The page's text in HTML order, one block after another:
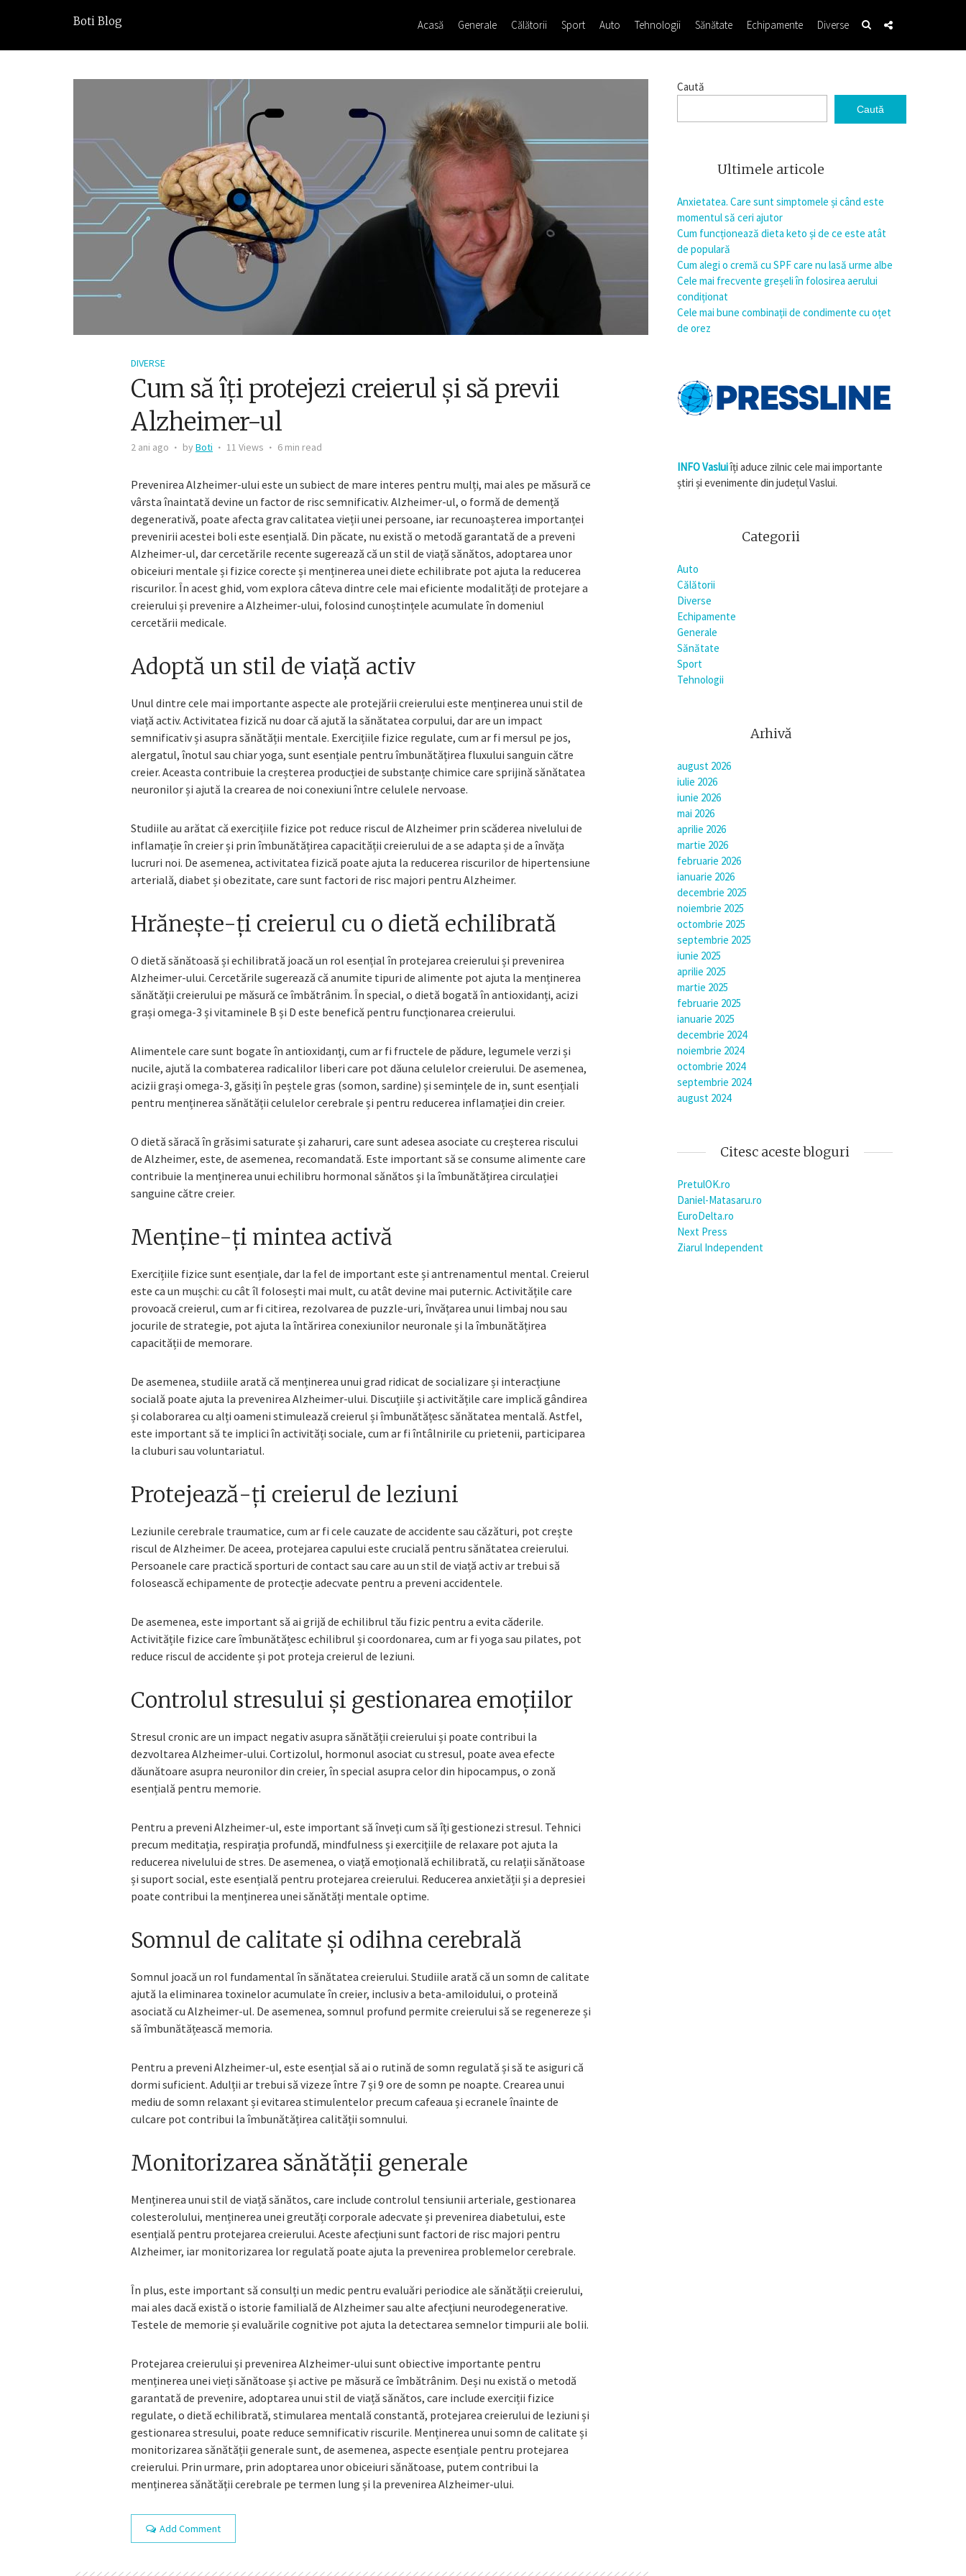
Boti Blog Acasă Generale Călătorii Sport Auto Tehnologii Sănătate Echipamente Diverse
DIVERSE
Cum să îți protejezi creierul și să previi
Alzheimer-ul
2 ani ago by Boti 11 Views 6 min read
Prevenirea Alzheimer-ului este un subiect de mare interes pentru mulți, mai ales pe măsură ce
vârsta înaintată devine un factor de risc semnificativ. Alzheimer-ul, o formă de demență
degenerativă, poate afecta grav calitatea vieții unei persoane, iar recunoașterea importanței
prevenirii acestei boli este esențială. Din păcate, nu există o metodă garantată de a preveni
Alzheimer-ul, dar cercetările recente sugerează că un stil de viață sănătos, adoptarea unor
obiceiuri mentale și fizice corecte și menținerea unei diete echilibrate pot ajuta la reducerea
riscurilor. În acest ghid, vom explora câteva dintre cele mai eficiente modalități de protejare a
creierului și prevenire a Alzheimer-ului, folosind cunoștințele acumulate în domeniul
cercetării medicale.
Adoptă un stil de viață activ
Unul dintre cele mai importante aspecte ale protejării creierului este menținerea unui stil de
viață activ. Activitatea fizică nu doar că ajută la sănătatea corpului, dar are un impact
semnificativ și asupra sănătății mentale. Exercițiile fizice regulate, cum ar fi mersul pe jos,
alergatul, înotul sau chiar yoga, sunt esențiale pentru îmbunătățirea fluxului sanguin către
creier. Aceasta contribuie la creșterea producției de substanțe chimice care sprijină sănătatea
neuronilor și ajută la crearea de noi conexiuni între celulele nervoase.
Studiile au arătat că exercițiile fizice pot reduce riscul de Alzheimer prin scăderea nivelului de
inflamație în creier și prin îmbunătățirea capacității creierului de a se adapta și de a învăța
lucruri noi. De asemenea, activitatea fizică poate ajuta la reducerea riscurilor de hipertensiune
arterială, diabet și obezitate, care sunt factori de risc majori pentru Alzheimer.
Hrănește-ți creierul cu o dietă echilibrată
O dietă sănătoasă și echilibrată joacă un rol esențial în protejarea creierului și prevenirea
Alzheimer-ului. Cercetările sugerează că anumite tipuri de alimente pot ajuta la menținerea
sănătății creierului pe măsură ce îmbătrânim. În special, o dietă bogată în antioxidanți, acizi
grași omega-3 și vitaminele B și D este benefică pentru funcționarea creierului.
Alimentele care sunt bogate în antioxidanți, cum ar fi fructele de pădure, legumele verzi și
nucile, ajută la combaterea radicalilor liberi care pot dăuna celulelor creierului. De asemenea,
acizii grași omega-3, găsiți în peștele gras (somon, sardine) și semințele de in, sunt esențiali
pentru menținerea sănătății celulelor cerebrale și pentru reducerea inflamației din creier.
O dietă săracă în grăsimi saturate și zaharuri, care sunt adesea asociate cu creșterea riscului
de Alzheimer, este, de asemenea, recomandată. Este important să se consume alimente care
contribuie la menținerea unui echilibru hormonal sănătos și la îmbunătățirea circulației
sanguine către creier.
Menține-ți mintea activă
Exercițiile fizice sunt esențiale, dar la fel de important este și antrenamentul mental. Creierul
este ca un mușchi: cu cât îl folosești mai mult, cu atât devine mai puternic. Activitățile care
provoacă creierul, cum ar fi citirea, rezolvarea de puzzle-uri, învățarea unui limbaj nou sau
jocurile de strategie, pot ajuta la întărirea conexiunilor neuronale și la îmbunătățirea
capacității de memorare.
De asemenea, studiile arată că menținerea unui grad ridicat de socializare și interacțiune
socială poate ajuta la prevenirea Alzheimer-ului. Discuțiile și activitățile care implică gândirea
și colaborarea cu alți oameni stimulează creierul și îmbunătățesc sănătatea mentală. Astfel,
este important să te implici în activități sociale, cum ar fi întâlnirile cu prietenii, participarea
la cluburi sau voluntariatul.
Protejează-ți creierul de leziuni
Leziunile cerebrale traumatice, cum ar fi cele cauzate de accidente sau căzături, pot crește
riscul de Alzheimer. De aceea, protejarea capului este crucială pentru sănătatea creierului.
Persoanele care practică sporturi de contact sau care au un stil de viață activ ar trebui să
folosească echipamente de protecție adecvate pentru a preveni accidentele.
De asemenea, este important să ai grijă de echilibrul tău fizic pentru a evita căderile.
Activitățile fizice care îmbunătățesc echilibrul și coordonarea, cum ar fi yoga sau pilates, pot
reduce riscul de accidente și pot proteja creierul de leziuni.
Controlul stresului și gestionarea emoțiilor
Stresul cronic are un impact negativ asupra sănătății creierului și poate contribui la
dezvoltarea Alzheimer-ului. Cortizolul, hormonul asociat cu stresul, poate avea efecte
dăunătoare asupra neuronilor din creier, în special asupra celor din hipocampus, o zonă
esențială pentru memorie.
Pentru a preveni Alzheimer-ul, este important să înveți cum să îți gestionezi stresul. Tehnici
precum meditația, respirația profundă, mindfulness și exercițiile de relaxare pot ajuta la
reducerea nivelului de stres. De asemenea, o viață emoțională echilibrată, cu relații sănătoase
și suport social, este esențială pentru protejarea creierului. Reducerea anxietății și a depresiei
poate contribui la menținerea unei sănătăți mentale optime.
Somnul de calitate și odihna cerebrală
Somnul joacă un rol fundamental în sănătatea creierului. Studiile arată că un somn de calitate
ajută la eliminarea toxinelor acumulate în creier, inclusiv a beta-amiloidului, o proteină
asociată cu Alzheimer-ul. De asemenea, somnul profund permite creierului să se regenereze și
să îmbunătățească memoria.
Pentru a preveni Alzheimer-ul, este esențial să ai o rutină de somn regulată și să te asiguri că
dormi suficient. Adulții ar trebui să vizeze între 7 și 9 ore de somn pe noapte. Crearea unui
mediu de somn relaxant și evitarea stimulentelor precum cafeaua și ecranele înainte de
culcare pot contribui la îmbunătățirea calității somnului.
Monitorizarea sănătății generale
Menținerea unui stil de viață sănătos, care include controlul tensiunii arteriale, gestionarea
colesterolului, menținerea unei greutăți corporale adecvate și prevenirea diabetului, este
esențială pentru protejarea creierului. Aceste afecțiuni sunt factori de risc majori pentru
Alzheimer, iar monitorizarea lor regulată poate ajuta la prevenirea problemelor cerebrale.
În plus, este important să consulți un medic pentru evaluări periodice ale sănătății creierului,
mai ales dacă există o istorie familială de Alzheimer sau alte afecțiuni neurodegenerative.
Testele de memorie și evaluările cognitive pot ajuta la detectarea semnelor timpurii ale bolii.
Protejarea creierului și prevenirea Alzheimer-ului sunt obiective importante pentru
menținerea unei vieți sănătoase și active pe măsură ce îmbătrânim. Deși nu există o metodă
garantată de prevenire, adoptarea unui stil de viață sănătos, care include exerciții fizice
regulate, o dietă echilibrată, stimularea mentală constantă, protejarea creierului de leziuni și
gestionarea stresului, poate reduce semnificativ riscurile. Menținerea unui somn de calitate și
monitorizarea sănătății generale sunt, de asemenea, aspecte esențiale pentru protejarea
creierului. Prin urmare, prin adoptarea unor obiceiuri sănătoase, putem contribui la
menținerea sănătății cerebrale pe termen lung și la prevenirea Alzheimer-ului.
Add Comment
Caută
Caută
Ultimele articole
Anxietatea. Care sunt simptomele și când este
momentul să ceri ajutor
Cum funcționează dieta keto și de ce este atât
de populară
Cum alegi o cremă cu SPF care nu lasă urme albe
Cele mai frecvente greșeli în folosirea aerului
condiționat
Cele mai bune combinații de condimente cu oțet
de orez
INFO Vasluiîți aduce zilnic cele mai importante
știri și evenimente din județul Vaslui.
Categorii
Auto
Călătorii
Diverse
Echipamente
Generale
Sănătate
Sport
Tehnologii
Arhivă
august 2026
iulie 2026
iunie 2026
mai 2026
aprilie 2026
martie 2026
februarie 2026
ianuarie 2026
decembrie 2025
noiembrie 2025
octombrie 2025
septembrie 2025
iunie 2025
aprilie 2025
martie 2025
februarie 2025
ianuarie 2025
decembrie 2024
noiembrie 2024
octombrie 2024
septembrie 2024
august 2024
Citesc aceste bloguri
PretulOK.ro
Daniel-Matasaru.ro
EuroDelta.ro
Next Press
Ziarul Independent